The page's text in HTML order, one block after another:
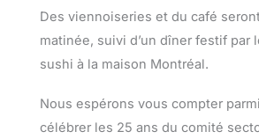
Des viennoiseries et du café
matinée, suivi d’un dîner festif par
sushi à la maison Montréal.
Nous espérons vous compter
célébrer les 25 ans du comité